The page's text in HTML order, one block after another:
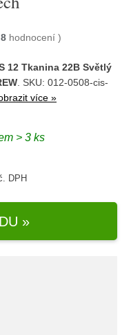
8 hodnocení )
12 Tkanina 22B Světlý
. SKU: 012-0508-cis-
více »
> 3 ks
DPH
»